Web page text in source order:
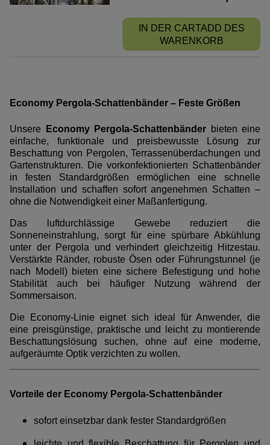
IN DER CARTADD DES
WARENKORB
Economy Pergola-Schattenbänder – Feste Größen
Unsere Economy Pergola-Schattenbänder bieten eine
einfache, funktionale und preisbewusste Lösung zur
Beschattung von Pergolen, Terrassenüberdachungen und
Gartenstrukturen. Die vorkonfektionierten Schattenbänder
in festen Standardgrößen ermöglichen eine schnelle
Installation und schaffen sofort angenehmen Schatten –
ohne die Notwendigkeit einer Maßanfertigung.
Das luftdurchlässige Gewebe reduziert die
Sonneneinstrahlung, sorgt für eine spürbare Abkühlung
unter der Pergola und verhindert gleichzeitig Hitzestau.
Verstärkte Ränder, robuste Ösen oder Führungstunnel (je
nach Modell) bieten eine sichere Befestigung und hohe
Stabilität auch bei häufiger Nutzung während der
Sommersaison.
Die Economy-Linie eignet sich ideal für Anwender, die
eine preisgünstige, praktische und leicht zu montierende
Beschattungslösung suchen, ohne auf eine moderne,
aufgeräumte Optik verzichten zu wollen.
Vorteile der Economy Pergola-Schattenbänder
sofort einsetzbar dank fester Standardgrößen